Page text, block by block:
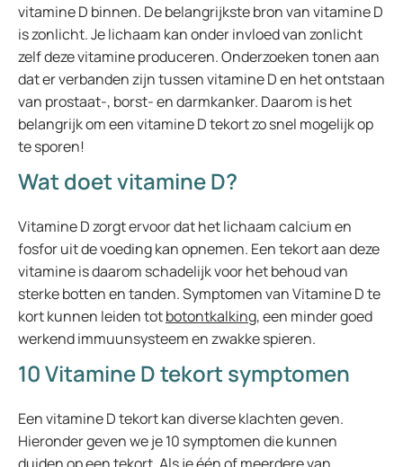
vitamine D binnen. De belangrijkste bron van vitamine D
is zonlicht. Je lichaam kan onder invloed van zonlicht
zelf deze vitamine produceren. Onderzoeken tonen aan
dat er verbanden zijn tussen vitamine D en het ontstaan
van prostaat-, borst- en darmkanker. Daarom is het
belangrijk om een vitamine D tekort zo snel mogelijk op
te sporen!
Wat doet vitamine D?
Vitamine D zorgt ervoor dat het lichaam calcium en
fosfor uit de voeding kan opnemen. Een tekort aan deze
vitamine is daarom schadelijk voor het behoud van
sterke botten en tanden. Symptomen van Vitamine D te
kort kunnen leiden totbotontkalking, een minder goed
werkend immuunsysteem en zwakke spieren.
10 Vitamine D tekort symptomen
Een vitamine D tekort kan diverse klachten geven.
Hieronder geven we je 10 symptomen die kunnen